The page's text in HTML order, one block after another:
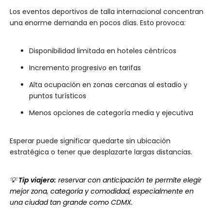
Los eventos deportivos de talla internacional concentran
una enorme demanda en pocos días. Esto provoca:
Disponibilidad limitada en hoteles céntricos
Incremento progresivo en tarifas
Alta ocupación en zonas cercanas al estadio y
puntos turísticos
Menos opciones de categoría media y ejecutiva
Esperar puede significar quedarte sin ubicación
estratégica o tener que desplazarte largas distancias.
💡Tip viajero: reservar con anticipación te permite elegir
mejor zona, categoría y comodidad, especialmente en
una ciudad tan grande como CDMX.